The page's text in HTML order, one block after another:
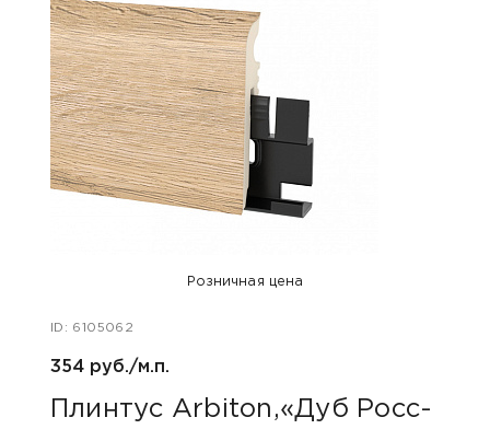
Розничная цена
ID: 6105062
354 руб./м.п.
Плинтус Arbiton,«Дуб Росс-